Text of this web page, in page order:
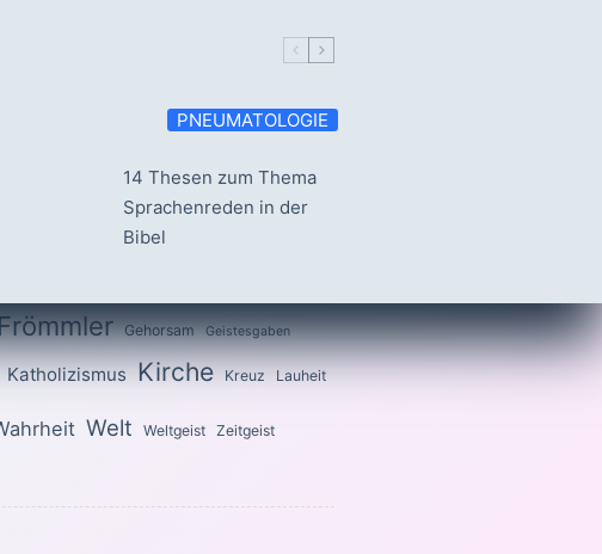
PNEUMATOLOGIE
14 Thesen zum Thema
Sprachenreden in der
Bibel
Gehorsam Geistesgaben
Katholizismus Kirche Kreuz Lauheit
Welt Weltgeist Zeitgeist